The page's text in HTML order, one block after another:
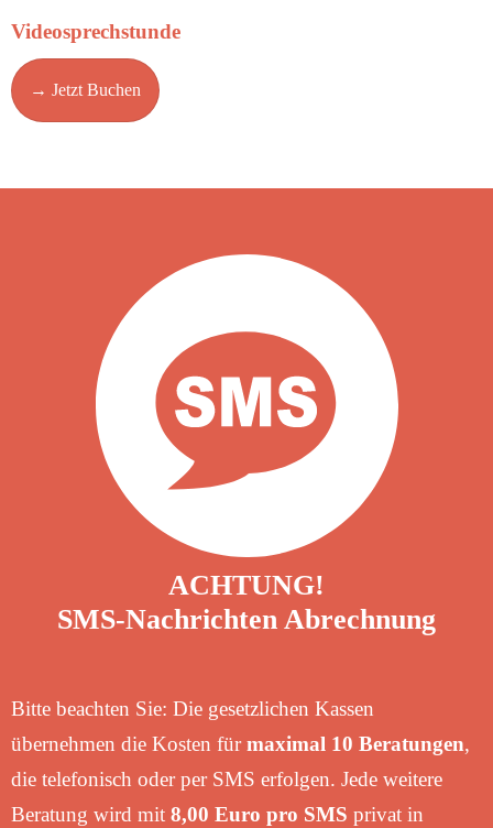
Videosprechstunde
→ Jetzt Buchen
ACHTUNG!
SMS-Nachrichten Abrechnung
Bitte beachten Sie: Die gesetzlichen Kassen
übernehmen die Kosten fürmaximal 10 Beratungen,
die telefonisch oder per SMS erfolgen. Jede weitere
Beratung wird mit 8,00 Euro pro SMS privat in